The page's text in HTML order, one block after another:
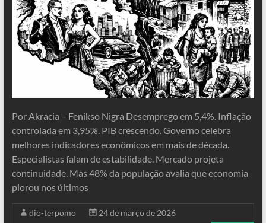
Por Akracia – Fenikso Nigra Desemprego em 5,4%. Inflação
controlada em 3,95%. PIB crescendo. Governo celebra
melhores indicadores econômicos em mais de década.
Especialistas falam de estabilidade. Mercado projeta
continuidade. Mas 48% da população avalia que economia
piorou nos últimos
dio-terpomo
24 de março de 2026